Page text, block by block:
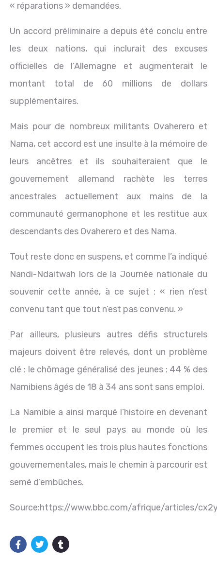
« réparations » demandées.
Un accord préliminaire a depuis été conclu entre
les deux nations, qui inclurait des excuses
officielles de l’Allemagne et augmenterait le
montant total de 60 millions de dollars
supplémentaires.
Mais pour de nombreux militants Ovaherero et
Nama, cet accord est une insulte à la mémoire de
leurs ancêtres et ils souhaiteraient que le
gouvernement allemand rachète les terres
ancestrales actuellement aux mains de la
communauté germanophone et les restitue aux
descendants des Ovaherero et des Nama.
Tout reste donc en suspens, et comme l’a indiqué
Nandi-Ndaitwah lors de la Journée nationale du
souvenir cette année, à ce sujet : « rien n’est
convenu tant que tout n’est pas convenu. »
Par ailleurs, plusieurs autres défis structurels
majeurs doivent être relevés, dont un problème
clé : le chômage généralisé des jeunes : 44 % des
Namibiens âgés de 18 à 34 ans sont sans emploi.
La Namibie a ainsi marqué l’histoire en devenant
le premier et le seul pays au monde où les
femmes occupent les trois plus hautes fonctions
gouvernementales, mais le chemin à parcourir est
semé d’embûches.
Source:https://www.bbc.com/afrique/articles/